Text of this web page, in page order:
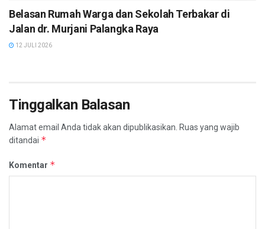
Belasan Rumah Warga dan Sekolah Terbakar di
Jalan dr. Murjani Palangka Raya
12 JULI 2026
Tinggalkan Balasan
Alamat email Anda tidak akan dipublikasikan. Ruas yang wajib
ditandai *
Komentar *